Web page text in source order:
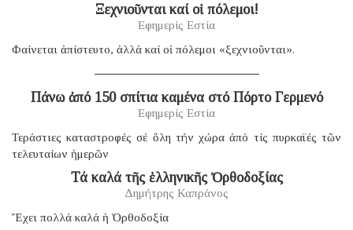
Ξεχνιοῦνται καί οἱ πόλεμοι!
Εφημερίς Εστία
Φαίνεται ἀπίστευτο, ἀλλά καί οἱ πόλεμοι «ξεχνιοῦνται».
Πάνω ἀπό 150 σπίτια καμένα στό Πόρτο Γερμενό
Εφημερίς Εστία
Τεράστιες καταστροφές σέ ὅλη τήν χώρα ἀπό τίς πυρκαϊές τῶν
τελευταίων ἡμερῶν
Τά καλά τῆς ἑλληνικῆς Ὀρθοδοξίας
Δημήτρης Καπράνος
Ἔχει πολλά καλά ἡ Ὀρθοδοξία